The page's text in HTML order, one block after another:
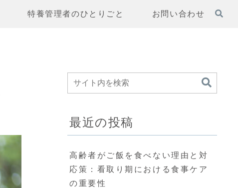
特養管理者のひとりごと お問い合わせ
最近の投稿
高齢者がご飯を食べない理由と対
応策：看取り期における食事ケア
の重要性